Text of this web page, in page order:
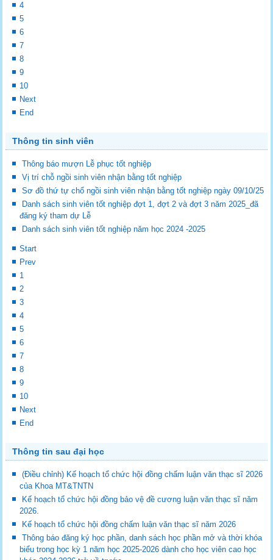
4
5
6
7
8
9
10
Next
End
Thông tin sinh viên
Thông báo mượn Lễ phục tốt nghiệp
Vị trí chỗ ngồi sinh viên nhận bằng tốt nghiệp
Sơ đồ thứ tự chổ ngồi sinh viên nhận bằng tốt nghiệp ngày 09/10/25
Danh sách sinh viên tốt nghiệp đợt 1, đợt 2 và đợt 3 năm 2025_đã
đăng ký tham dự Lễ
Danh sách sinh viên tốt nghiệp năm học 2024 -2025
Start
Prev
1
2
3
4
5
6
7
8
9
10
Next
End
Thông tin sau đại học
(Điều chỉnh) Kế hoạch tổ chức hội đồng chấm luận văn thạc sĩ 2026
của Khoa MT&TNTN
Kế hoạch tổ chức hội đồng bảo vệ đề cương luận văn thạc sĩ năm
2026.
Kế hoạch tổ chức hội đồng chấm luận văn thạc sĩ năm 2026
Thông báo đăng ký học phần, danh sách học phần mở và thời khóa
biểu trong học kỳ 1 năm học 2025-2026 dành cho học viên cao học